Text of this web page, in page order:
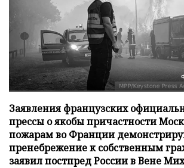
Заявления французских
прессы о якобы причастности
пожарам во Франции
пренебрежение к собственным
заявил постпред России в Вене